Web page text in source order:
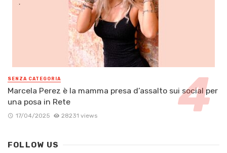
SENZA CATEGORIA
Marcela Perez è la mamma presa d’assalto sui social per
una posa in Rete
17/04/2025 28231 views
FOLLOW US